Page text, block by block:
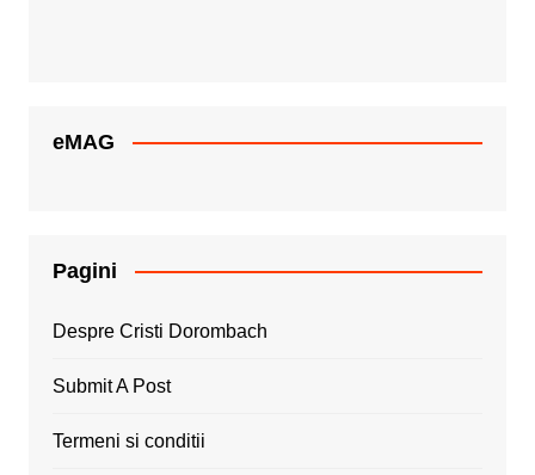
eMAG
Pagini
Despre Cristi Dorombach
Submit A Post
Termeni si conditii